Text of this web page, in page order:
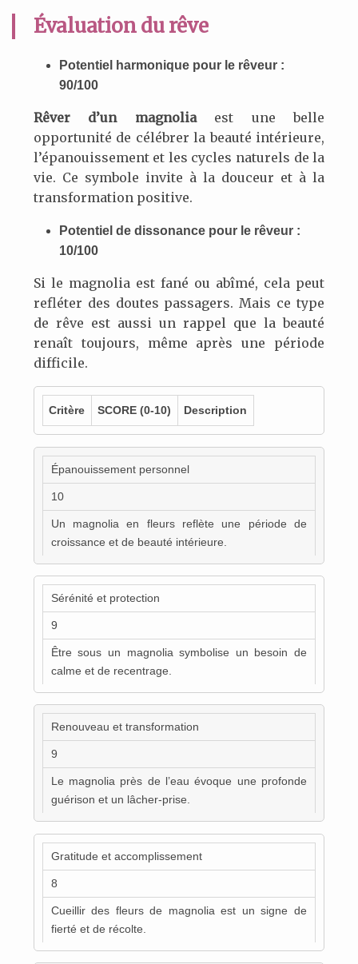
Évaluation du rêve
Potentiel harmonique pour le rêveur :
90/100
Rêver d’un magnoliaest une belle
opportunité de célébrer la beauté intérieure,
l’épanouissement et les cycles naturels de la
vie. Ce symbole invite à la douceur et à la
transformation positive.
Potentiel de dissonance pour le rêveur :
10/100
Si le magnolia est fané ou abîmé, cela peut
refléter des doutes passagers. Mais ce type
de rêve est aussi un rappel que la beauté
renaît toujours, même après une période
difficile.
Critère SCORE (0-10) Description
Épanouissement personnel
10
Un magnolia en fleurs reflète une période de
croissance et de beauté intérieure.
Sérénité et protection
9
Être sous un magnolia symbolise un besoin de
calme et de recentrage.
Renouveau et transformation
9
Le magnolia près de l’eau évoque une profonde
guérison et un lâcher-prise.
Gratitude et accomplissement
8
Cueillir des fleurs de magnolia est un signe de
fierté et de récolte.